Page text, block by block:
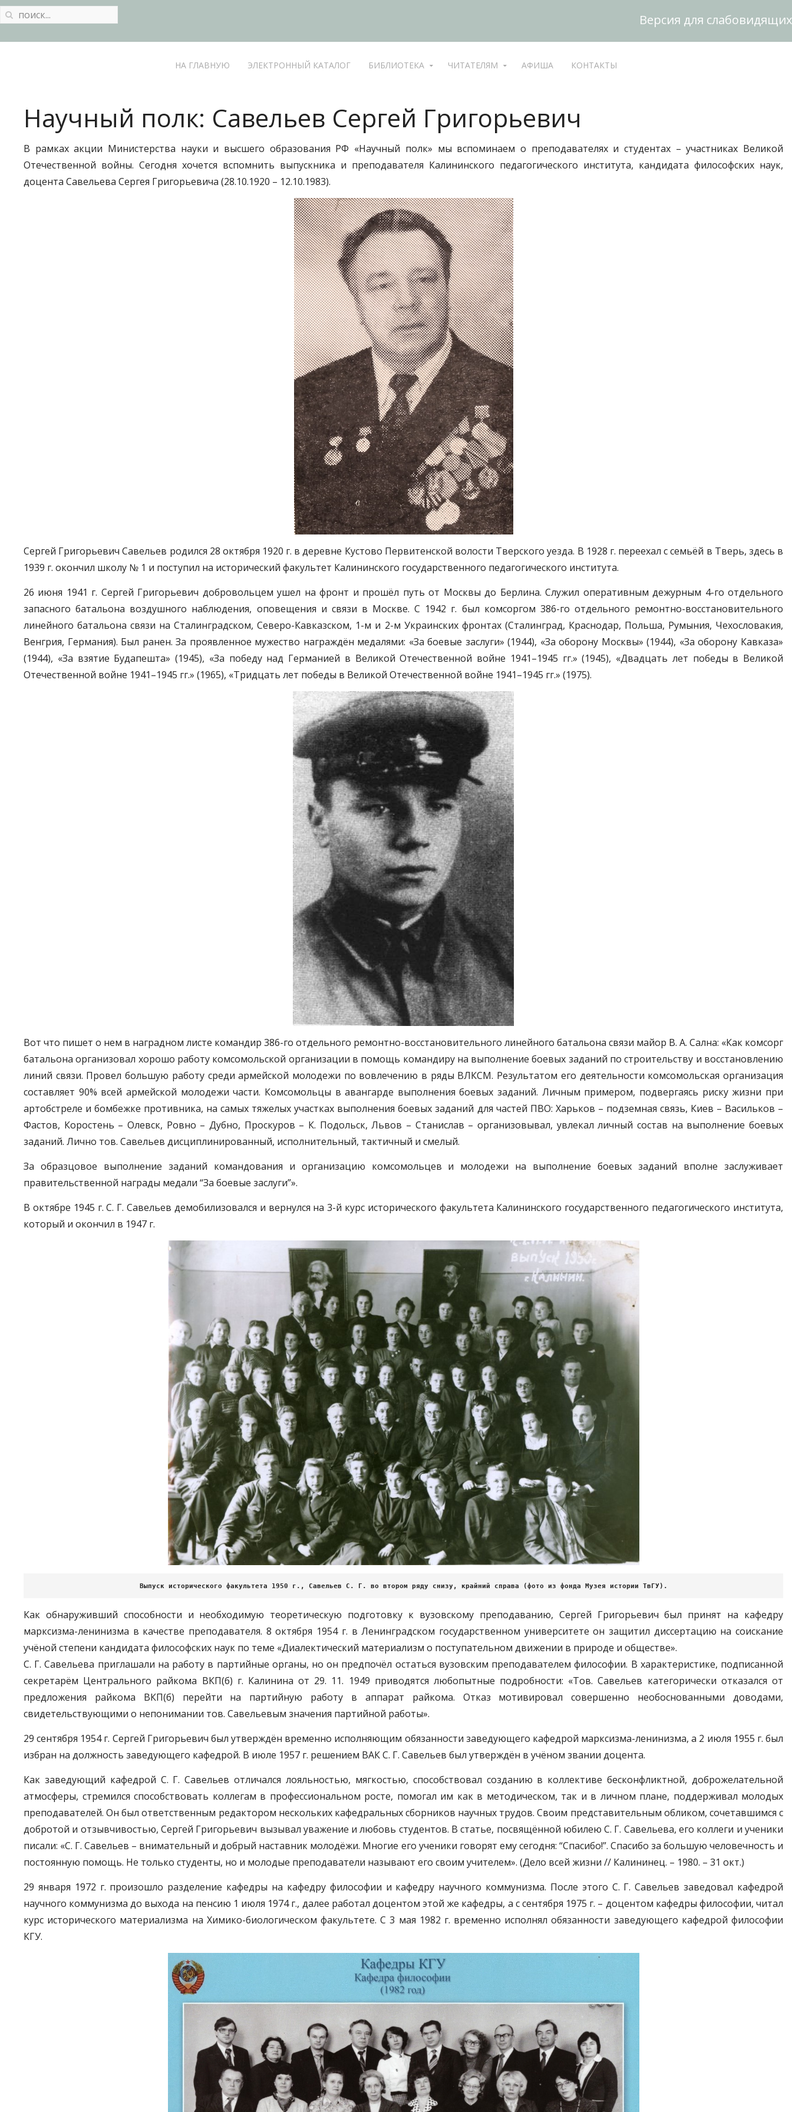
Версия для слабовидящих
НА ГЛАВНУЮ ЭЛЕКТРОННЫЙ КАТАЛОГ БИБЛИОТЕКА ЧИТАТЕЛЯМ АФИША КОНТАКТЫ
Научный полк: Савельев Сергей Григорьевич
В рамках акции Министерства науки и высшего образования РФ «Научный полк» мы вспоминаем о преподавателях и студентах – участниках Великой
Отечественной войны. Сегодня хочется вспомнить выпускника и преподавателя Калининского педагогического института, кандидата философских наук,
доцента Савельева Сергея Григорьевича (28.10.1920 – 12.10.1983).
Сергей Григорьевич Савельев родился 28 октября 1920 г. в деревне Кустово Первитенской волости Тверского уезда. В 1928 г. переехал с семьёй в Тверь, здесь в
1939 г. окончил школу № 1 и поступил на исторический факультет Калининского государственного педагогического института.
26 июня 1941 г. Сергей Григорьевич добровольцем ушел на фронт и прошёл путь от Москвы до Берлина. Служил оперативным дежурным 4-го отдельного
запасного батальона воздушного наблюдения, оповещения и связи в Москве. С 1942 г. был комсоргом 386-го отдельного ремонтно-восстановительного
линейного батальона связи на Сталинградском, Северо-Кавказском, 1-м и 2-м Украинских фронтах (Сталинград, Краснодар, Польша, Румыния, Чехословакия,
Венгрия, Германия). Был ранен. За проявленное мужество награждён медалями: «За боевые заслуги» (1944), «За оборону Москвы» (1944), «За оборону Кавказа»
(1944), «За взятие Будапешта» (1945), «За победу над Германией в Великой Отечественной войне 1941–1945 гг.» (1945), «Двадцать лет победы в Великой
Отечественной войне 1941–1945 гг.» (1965), «Тридцать лет победы в Великой Отечественной войне 1941–1945 гг.» (1975).
Вот что пишет о нем в наградном листе командир 386-го отдельного ремонтно-восстановительного линейного батальона связи майор В. А. Сална: «Как комсорг
батальона организовал хорошо работу комсомольской организации в помощь командиру на выполнение боевых заданий по строительству и восстановлению
линий связи. Провел большую работу среди армейской молодежи по вовлечению в ряды ВЛКСМ. Результатом его деятельности комсомольская организация
составляет 90% всей армейской молодежи части. Комсомольцы в авангарде выполнения боевых заданий. Личным примером, подвергаясь риску жизни при
артобстреле и бомбежке противника, на самых тяжелых участках выполнения боевых заданий для частей ПВО: Харьков – подземная связь, Киев – Васильков –
Фастов, Коростень – Олевск, Ровно – Дубно, Проскуров – К. Подольск, Львов – Станислав – организовывал, увлекал личный состав на выполнение боевых
заданий. Лично тов. Савельев дисциплинированный, исполнительный, тактичный и смелый.
За образцовое выполнение заданий командования и организацию комсомольцев и молодежи на выполнение боевых заданий вполне заслуживает
правительственной награды медали “За боевые заслуги”».
В октябре 1945 г. С. Г. Савельев демобилизовался и вернулся на 3-й курс исторического факультета Калининского государственного педагогического института,
который и окончил в 1947 г.
Выпуск исторического факультета 1950 г., Савельев С. Г. во втором ряду снизу, крайний справа (фото из фонда Музея истории ТвГУ).
Как обнаруживший способности и необходимую теоретическую подготовку к вузовскому преподаванию, Сергей Григорьевич был принят на кафедру
марксизма-ленинизма в качестве преподавателя. 8 октября 1954 г. в Ленинградском государственном университете он защитил диссертацию на соискание
учёной степени кандидата философских наук по теме «Диалектический материализм о поступательном движении в природе и обществе».
С. Г. Савельева приглашали на работу в партийные органы, но он предпочёл остаться вузовским преподавателем философии. В характеристике, подписанной
секретарём Центрального райкома ВКП(б) г. Калинина от 29. 11. 1949 приводятся любопытные подробности: «Тов. Савельев категорически отказался от
предложения райкома ВКП(б) перейти на партийную работу в аппарат райкома. Отказ мотивировал совершенно необоснованными доводами,
свидетельствующими о непонимании тов. Савельевым значения партийной работы».
29 сентября 1954 г. Сергей Григорьевич был утверждён временно исполняющим обязанности заведующего кафедрой марксизма-ленинизма, а 2 июля 1955 г. был
избран на должность заведующего кафедрой. В июле 1957 г. решением ВАК С. Г. Савельев был утверждён в учёном звании доцента.
Как заведующий кафедрой С. Г. Савельев отличался лояльностью, мягкостью, способствовал созданию в коллективе бесконфликтной, доброжелательной
атмосферы, стремился способствовать коллегам в профессиональном росте, помогал им как в методическом, так и в личном плане, поддерживал молодых
преподавателей. Он был ответственным редактором нескольких кафедральных сборников научных трудов. Своим представительным обликом, сочетавшимся с
добротой и отзывчивостью, Сергей Григорьевич вызывал уважение и любовь студентов. В статье, посвящённой юбилею С. Г. Савельева, его коллеги и ученики
писали: «С. Г. Савельев – внимательный и добрый наставник молодёжи. Многие его ученики говорят ему сегодня: “Спасибо!”. Спасибо за большую человечность и
постоянную помощь. Не только студенты, но и молодые преподаватели называют его своим учителем». (Дело всей жизни // Калининец. – 1980. – 31 окт.)
29 января 1972 г. произошло разделение кафедры на кафедру философии и кафедру научного коммунизма. После этого С. Г. Савельев заведовал кафедрой
научного коммунизма до выхода на пенсию 1 июля 1974 г., далее работал доцентом этой же кафедры, а с сентября 1975 г. – доцентом кафедры философии, читал
курс исторического материализма на Химико-биологическом факультете. С 3 мая 1982 г. временно исполнял обязанности заведующего кафедрой философии
КГУ.